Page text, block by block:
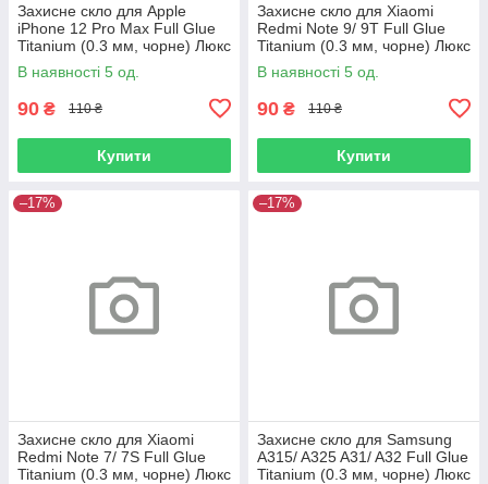
Захисне скло для Apple
iPhone 12 Pro Max Full Glue
Titanium (0.3 мм, чорне) Люкс
В наявності 5 од.
90 ₴ 110 ₴
Купити
Захисне скло для Xiaomi
Redmi Note 9/ 9T Full Glue
Titanium (0.3 мм, чорне) Люкс
В наявності 5 од.
90 ₴ 110 ₴
Купити
–17%
Захисне скло для Xiaomi
Redmi Note 7/ 7S Full Glue
Titanium (0.3 мм, чорне) Люкс
–17%
Захисне скло для Samsung
A315/ A325 A31/ A32 Full Glue
Titanium (0.3 мм, чорне) Люкс